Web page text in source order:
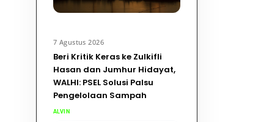
7 Agustus 2026
Beri Kritik Keras ke Zulkifli
Hasan dan Jumhur Hidayat,
WALHI: PSEL Solusi Palsu
Pengelolaan Sampah
ALVIN